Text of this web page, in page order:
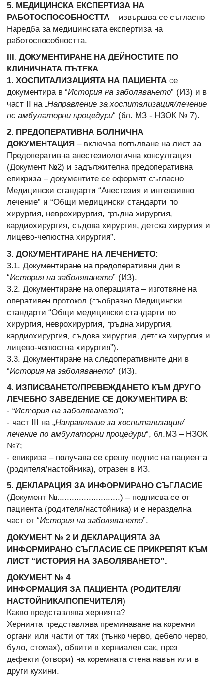
5. МЕДИЦИНСКА ЕКСПЕРТИЗА НА
РАБОТОСПОСОБНОСТТА – извършва се съгласно
Наредба за медицинската експертиза на
работоспособността.
ІІІ. ДОКУМЕНТИРАНЕ НА ДЕЙНОСТИТЕ ПО
КЛИНИЧНАТА ПЪТЕКА
1. ХОСПИТАЛИЗАЦИЯТА НА ПАЦИЕНТА се
документира в “История на заболяването” (ИЗ) и в
част ІІ на „Направление за хоспитализация/лечение
по амбулаторни процедури“ (бл. МЗ - НЗОК № 7).
2. ПРЕДОПЕРАТИВНА БОЛНИЧНА
ДОКУМЕНТАЦИЯ – включва попълване на лист за
Предоперативна анестезиологична консултация
(Документ №2) и задължителна предоперативна
епикриза – документите се оформят съгласно
Медицински стандарти “Анестезия и интензивно
лечение” и “Общи медицински стандарти по
хирургия, неврохирургия, гръдна хирургия,
кардиохирургия, съдова хирургия, детска хирургия и
лицево-челюстна хирургия”.
3. ДОКУМЕНТИРАНЕ НА ЛЕЧЕНИЕТО:
3.1. Документиране на предоперативни дни в
“История на заболяването” (ИЗ).
3.2. Документиране на операцията – изготвяне на
оперативен протокол (съобразно Медицински
стандарти “Общи медицински стандарти по
хирургия, неврохирургия, гръдна хирургия,
кардиохирургия, съдова хирургия, детска хирургия и
лицево-челюстна хирургия”).
3.3. Документиране на следоперативните дни в
“История на заболяването” (ИЗ).
4. ИЗПИСВАНЕТО/ПРЕВЕЖДАНЕТО КЪМ ДРУГО
ЛЕЧЕБНО ЗАВЕДЕНИЕ СЕ ДОКУМЕНТИРА В:
- “История на заболяването”;
- част ІІІ на „Направление за хоспитализация/
лечение по амбулаторни процедури“, бл.МЗ – НЗОК
№7;
- епикриза – получава се срещу подпис на пациента
(родителя/настойника), отразен в ИЗ.
5. ДЕКЛАРАЦИЯ ЗА ИНФОРМИРАНО СЪГЛАСИЕ
(Документ №..........................) – подписва се от
пациента (родителя/настойника) и е неразделна
част от “История на заболяването”.
ДОКУМЕНТ № 2 И ДЕКЛАРАЦИЯТА ЗА
ИНФОРМИРАНО СЪГЛАСИЕ СЕ ПРИКРЕПЯТ КЪМ
ЛИСТ “ИСТОРИЯ НА ЗАБОЛЯВАНЕТО”.
ДОКУМЕНТ № 4
ИНФОРМАЦИЯ ЗА ПАЦИЕНТА (РОДИТЕЛЯ/
НАСТОЙНИКА/ПОПЕЧИТЕЛЯ)
Какво представлява хернията?
Хернията представлява преминаване на коремни
органи или части от тях (тънко черво, дебело черво,
було, стомах), обвити в херниален сак, през
дефекти (отвори) на коремната стена навън или в
други кухини.